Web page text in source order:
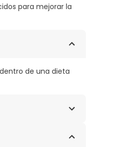
para mejorar la
de una dieta